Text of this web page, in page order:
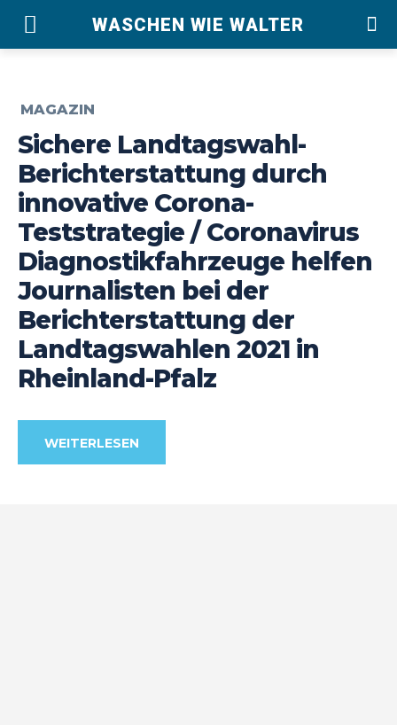
WASCHEN WIE WALTER
MAGAZIN
Sichere Landtagswahl-
Berichterstattung durch
innovative Corona-
Teststrategie / Coronavirus
Diagnostikfahrzeuge helfen
Journalisten bei der
Berichterstattung der
Landtagswahlen 2021 in
Rheinland-Pfalz
WEITERLESEN